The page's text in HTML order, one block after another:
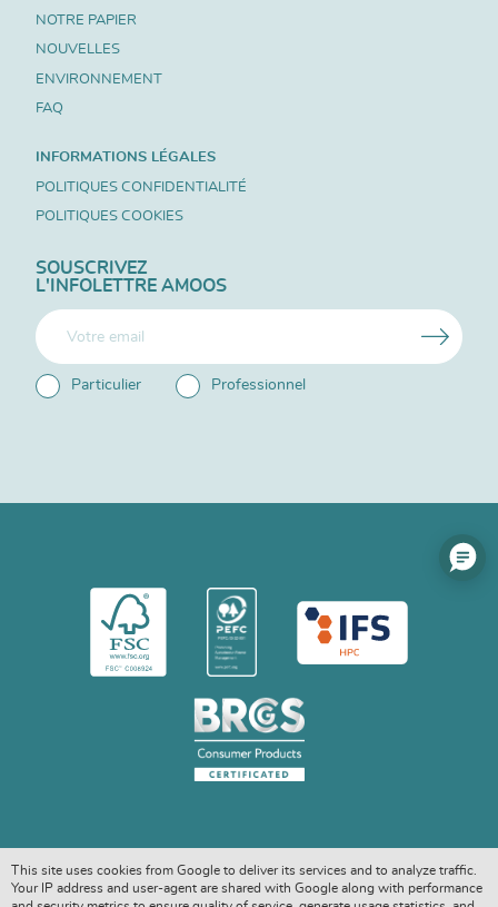
NOTRE PAPIER
NOUVELLES
ENVIRONNEMENT
FAQ
INFORMATIONS LÉGALES
POLITIQUES CONFIDENTIALITÉ
POLITIQUES COOKIES
SOUSCRIVEZ
L'INFOLETTRE AMOOS
Particulier Professionnel
This site uses cookies from Google to deliver its services and to analyze traffic.
Your IP address and user-agent are shared with Google along with performance